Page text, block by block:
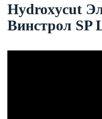
Hydroxycut
Винстрол SP